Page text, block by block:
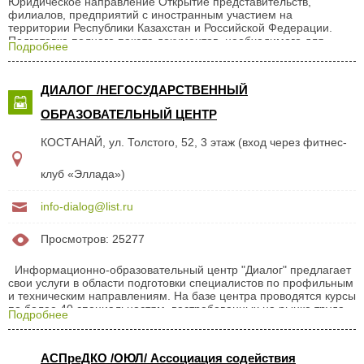
филиалов, предприятий с иностранным участием на
территории Республики Казахстан и Российской Федерации.
Подготовка полного пакета документов, необходимого для
регистрации создаваемых юридических лиц в органах юстиции;
музыка, программы ЭВМ, произведения и тд.) Юридические
консультации, представительство в судебных органах по
гражданским делам. Справки для судебных органах о
предприятий...
Подробнее
ДИАЛОГ /НЕГОСУДАРСТВЕННЫЙ
ОБРАЗОВАТЕЛЬНЫЙ ЦЕНТР
КОСТАНАЙ, ул. Толстого, 52, 3 этаж (вход через фитнес-
клуб «Эллада»)
info-dialog@list.ru
Просмотров: 25277
Информационно-образовательный центр "Диалог" предлагает
свои услуги в области подготовки специалистов по профильным
и техническим направлениям. На базе центра проводятся курсы
по более 40 специальностям, востребованных на рынке труда.
В частности это: бухгалтер предприятия, со знанием
направлений (теория+практика+комп.графика) менеджеры по
Подробнее
АСПреДКО /ОЮЛ/ Ассоциация содействия